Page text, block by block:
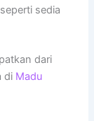
sedia
dari
di Madu